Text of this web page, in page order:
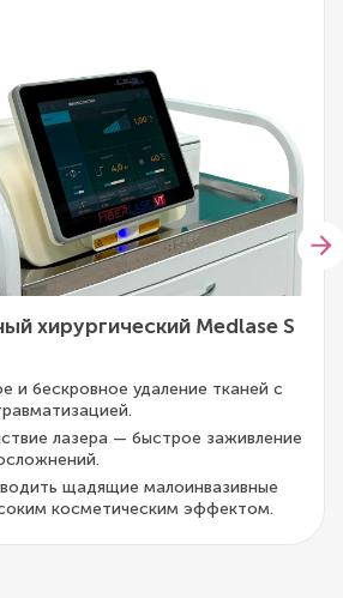
хирургический Medlase S
и бескровное удаление тканей с
лазера — быстрое заживление
щадящие малоинвазивные
косметическим эффектом.